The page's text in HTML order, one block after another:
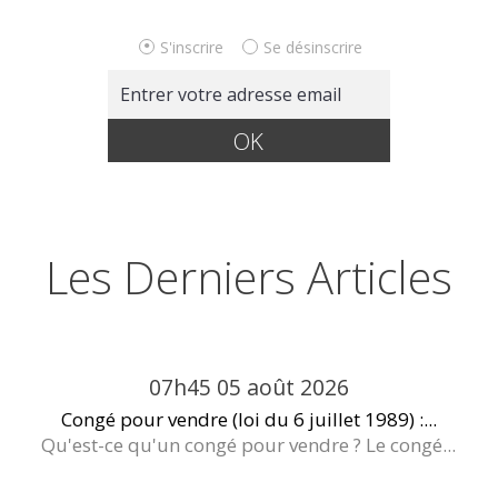
S'inscrire Se désinscrire
Les Derniers Articles
07h45 05 août 2026
Congé pour vendre (loi du 6 juillet 1989) :...
Qu'est-ce qu'un congé pour vendre ? Le congé...